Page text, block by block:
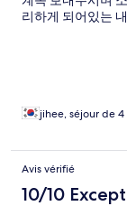
리하게 되어있는
jihee, séjour de 4
Avis vérifié
10/10